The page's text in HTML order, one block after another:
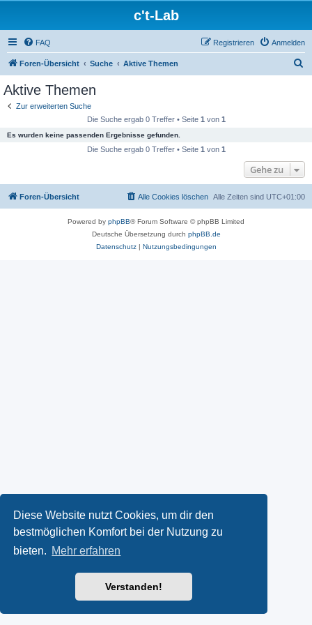
Diese Website nutzt Cookies, um dir den
bestmöglichen Komfort bei der Nutzung zu
bieten. Mehr erfahren
Verstanden!
c't-Lab
FAQ Anmelden
Registrieren
Foren-Übersicht Suche Aktive Themen
Aktive Themen
Zur erweiterten Suche
Die Suche ergab 0 Treffer • Seite 1 von 1
Es wurden keine passenden Ergebnisse gefunden.
Die Suche ergab 0 Treffer • Seite 1 von 1
Gehe zu
Foren-Übersicht Alle Zeiten sind UTC+01:00
Alle Cookies löschen
Powered by phpBB® Forum Software © phpBB Limited
Deutsche Übersetzung durch phpBB.de
Datenschutz| Nutzungsbedingungen